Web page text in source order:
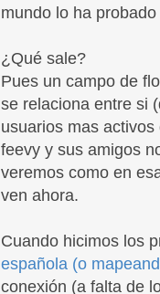
mundo lo ha
¿Qué sale?
Pues un campo de
se relaciona entre si
usuarios mas
feevy y sus amigos
veremos como en
ven ahora.
Cuando hicimos los
española (o
conexión (a falta de